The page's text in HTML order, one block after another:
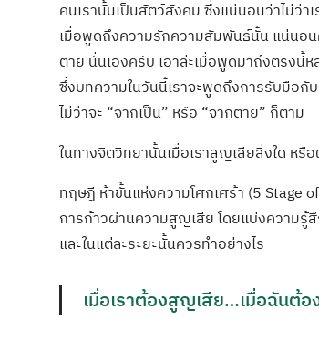
คนเรานั้นเป็นสัตว์สังคม ซึ่งแน่นอนว่าไม่ว่
เมื่อพูดถึงความรักความสัมพันธ์นั้น แน่นอ
ตาย นั่นเองครับ เอาล่ะเมื่อพูดมาถึงตรงนี้
ซึ่งบทความในวันนี้เราจะพูดถึงการรับมือ
ไม่ว่าจะ “จากเป็น” หรือ “จากตาย” ก็ตาม
ในทางจิตวิทยานั้นเมื่อเราสูญเสียสิ่งใด หรื
ทฤษฎี ห้าขั้นแห่งความโศกเศร้า (5 Stage
การก้าวผ่านความสูญเสีย โดยแบ่งความรู้สึ
และในแต่ละระยะนั้นควรทำอย่างไร
เมื่อเราต้องสูญเสีย…เมื่อฉันต้